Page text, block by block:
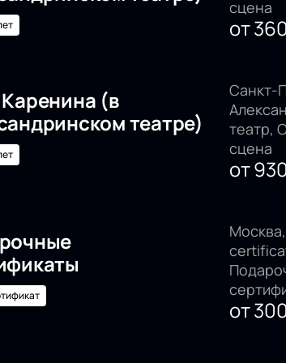
сцена
от
(в
театре)
Санкт-
театр,
сцена
от
от